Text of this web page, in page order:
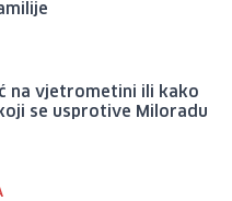
na vjetrometini ili kako
se usprotive Miloradu